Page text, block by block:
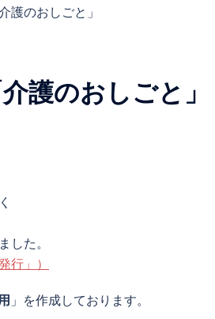
護のおしごと」
護のおしごと」
した。
行」）
」を作成しております。